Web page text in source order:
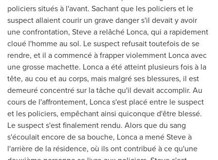
policiers situés à l'avant. Sachant que les policiers et le
suspect allaient courir un grave danger s'il devait y avoir
une confrontation, Steve a relâché Lonca, qui a rapidement
cloué l'homme au sol. Le suspect refusait toutefois de se
rendre, et il a commencé à frapper violemment Lonca avec
une grosse machette. Lonca a été atteint plusieurs fois à la
tête, au cou et au corps, mais malgré ses blessures, il est
demeuré concentré sur la tâche qu'il devait accomplir. Au
cours de l'affrontement, Lonca s'est placé entre le suspect
et les policiers, empêchant ainsi quiconque d'être blessé.
Le suspect s'est finalement rendu. Alors que du sang
s'écoulait encore de sa bouche, Lonca a mené Steve à
l'arrière de la résidence, où ils ont contribué à ce qu'une